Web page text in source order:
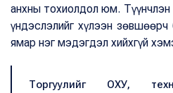
анхны тохиолдол юм. Түүнчлэн
үндэслэлийг хүлээн
ямар нэг мэдэгдэл хийхгүй
Торгуулийг ОХУ,